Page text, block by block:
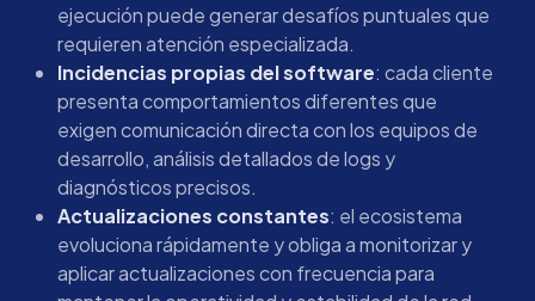
ejecución puede generar desafíos puntuales que
requieren atención especializada.
Incidencias propias del software: cada cliente
presenta comportamientos diferentes que
exigen comunicación directa con los equipos de
desarrollo, análisis detallados de logs y
diagnósticos precisos.
Actualizaciones constantes: el ecosistema
evoluciona rápidamente y obliga a monitorizar y
aplicar actualizaciones con frecuencia para